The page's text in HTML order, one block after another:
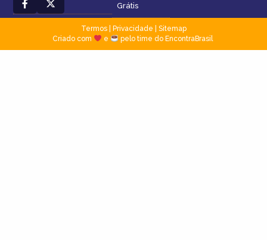
Grátis
Termos| Privacidade
Sitemap
Criado com
e pelo time do EncontraBrasil